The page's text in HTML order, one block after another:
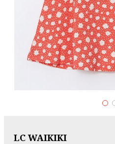
LC WAIKIKI